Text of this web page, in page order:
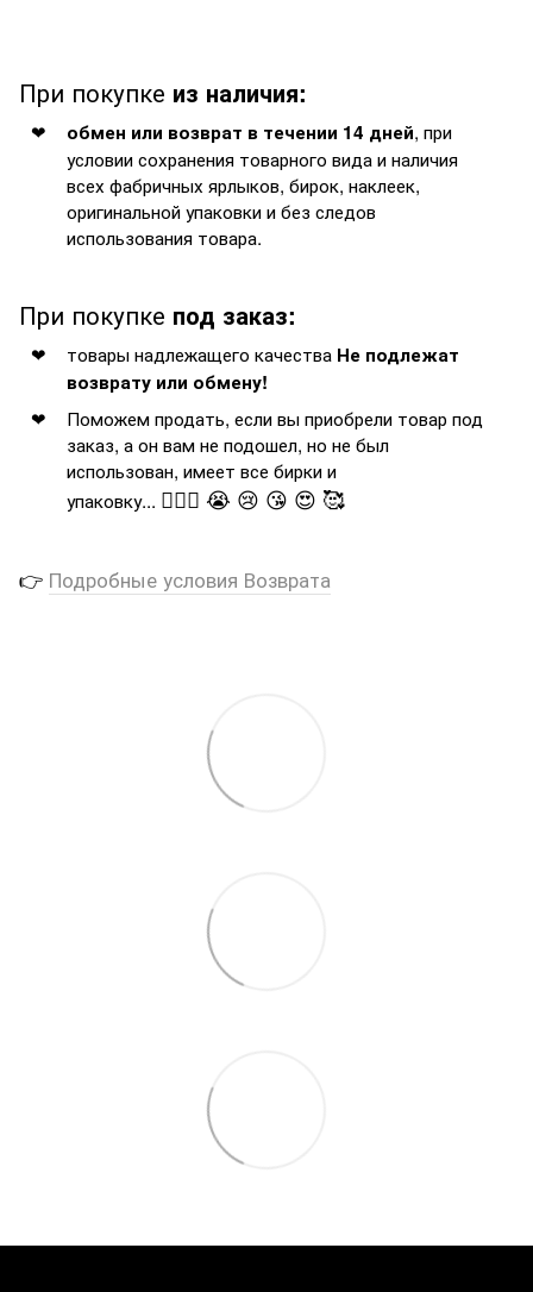
При покупке из наличия:
обмен или возврат в течении 14 дней, при
условии сохранения товарного вида и наличия
всех фабричных ярлыков, бирок, наклеек,
оригинальной упаковки и без следов
использования товара.
При покупке под заказ:
товары надлежащего качества Не подлежат
возврату или обмену!
Поможем продать, если вы приобрели товар под
заказ, а он вам не подошел, но не был
использован, имеет все бирки и
упаковку... 🤦🏻‍♂️ 😭 😢 😘 😍 🥰
👉 Подробные условия Возврата